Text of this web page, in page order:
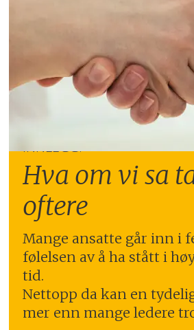
INNLEGG:
Hva om vi sa
oftere
Mange ansatte går inn i
følelsen av å ha stått i
tid.
Nettopp da kan en
mer enn mange ledere